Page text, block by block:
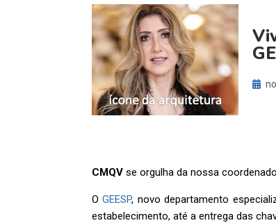
CMQV se orgulha da nossa
OGEESP, novo departamento
estabelecimento, até a entrega das